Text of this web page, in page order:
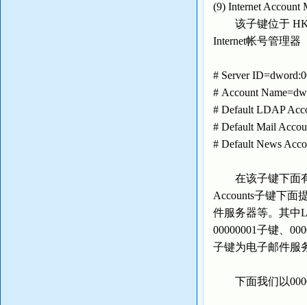
(9) Internet Account
该子键位于
Internet帐号管理器
# Server
# Account
# Default LDAP
# Default Mail
# Default News
在该子键下面有
Accounts子键下面
件服务器等。其中
00000001子键、
子键为电子邮件服
下面我们以